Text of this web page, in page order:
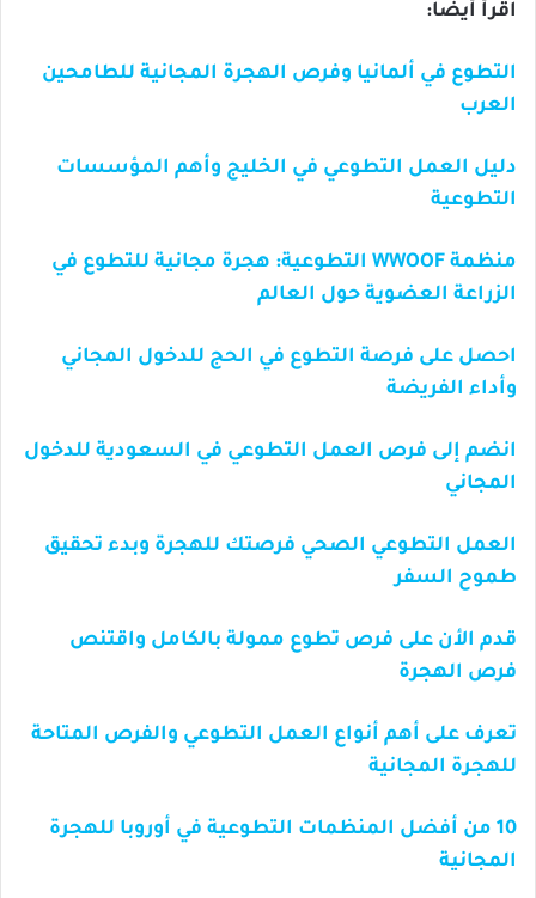
اقرأ أيضا:
التطوع في ألمانيا وفرص الهجرة المجانية للطامحين
العرب
دليل العمل التطوعي في الخليج وأهم المؤسسات
التطوعية
منظمة WWOOF التطوعية: هجرة مجانية للتطوع في
الزراعة العضوية حول العالم
احصل على فرصة التطوع في الحج للدخول المجاني
وأداء الفريضة
انضم إلى فرص العمل التطوعي في السعودية للدخول
المجاني
العمل التطوعي الصحي فرصتك للهجرة وبدء تحقيق
طموح السفر
قدم الأن على فرص تطوع ممولة بالكامل واقتنص
فرص الهجرة
تعرف على أهم أنواع العمل التطوعي والفرص المتاحة
للهجرة المجانية
10 من أفضل المنظمات التطوعية في أوروبا للهجرة
المجانية